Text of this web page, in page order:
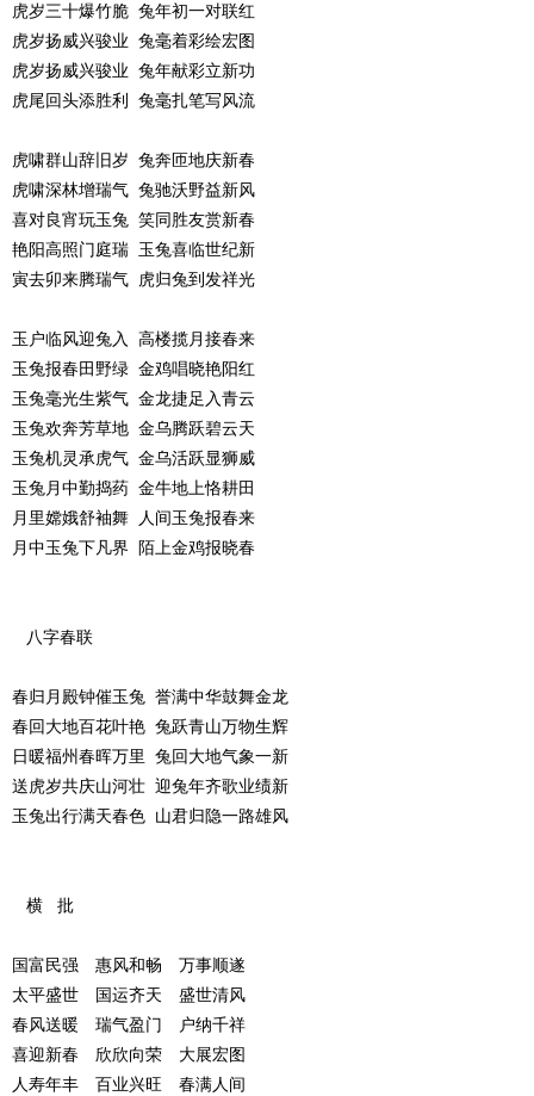
虎岁三十爆竹脆 兔年初一对联红
虎岁扬威兴骏业 兔毫着彩绘宏图
虎岁扬威兴骏业 兔年献彩立新功
虎尾回头添胜利 兔毫扎笔写风流
虎啸群山辞旧岁 兔奔匝地庆新春
虎啸深林增瑞气 兔驰沃野益新风
喜对良宵玩玉兔 笑同胜友赏新春
艳阳高照门庭瑞 玉兔喜临世纪新
寅去卯来腾瑞气 虎归兔到发祥光
玉户临风迎兔入 高楼揽月接春来
玉兔报春田野绿 金鸡唱晓艳阳红
玉兔毫光生紫气 金龙捷足入青云
玉兔欢奔芳草地 金乌腾跃碧云天
玉兔机灵承虎气 金乌活跃显狮威
玉兔月中勤捣药 金牛地上恪耕田
月里嫦娥舒袖舞 人间玉兔报春来
月中玉兔下凡界 陌上金鸡报晓春
八字春联
春归月殿钟催玉兔 誉满中华鼓舞金龙
春回大地百花叶艳 兔跃青山万物生辉
日暖福州春晖万里 兔回大地气象一新
送虎岁共庆山河壮 迎兔年齐歌业绩新
玉兔出行满天春色 山君归隐一路雄风
横 批
国富民强 惠风和畅 万事顺遂
太平盛世 国运齐天 盛世清风
春风送暖 瑞气盈门 户纳千祥
喜迎新春 欣欣向荣 大展宏图
人寿年丰 百业兴旺 春满人间